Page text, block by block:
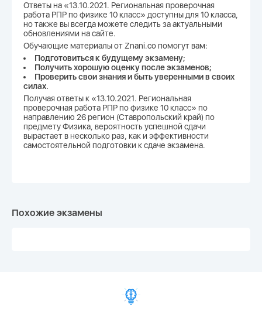
Ответы на «13.10.2021. Региональная проверочная
работа РПР по физике 10 класс» доступны для 10 класса,
но также вы всегда можете следить за актуальными
обновлениями на сайте.
Обучающие материалы от Znani.co помогут вам:
Подготовиться к будущему экзамену;
Получить хорошую оценку после экзаменов;
Проверить свои знания и быть уверенными в своих
силах.
Получая ответы к «13.10.2021. Региональная
проверочная работа РПР по физике 10 класс» по
направлению 26 регион (Ставропольский край) по
предмету Физика, вероятность успешной сдачи
вырастает в несколько раз, как и эффективности
самостоятельной подготовки к сдаче экзамена.
Похожие экзамены